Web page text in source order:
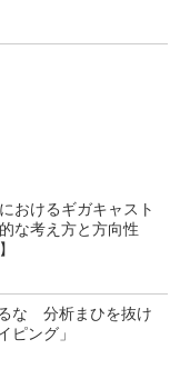
おけるギガキャスト
な考え方と方向性
な 分析まひを抜け
ピング」